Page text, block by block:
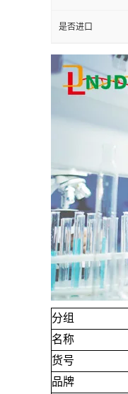
是否进口
分组
名称
货号
品牌